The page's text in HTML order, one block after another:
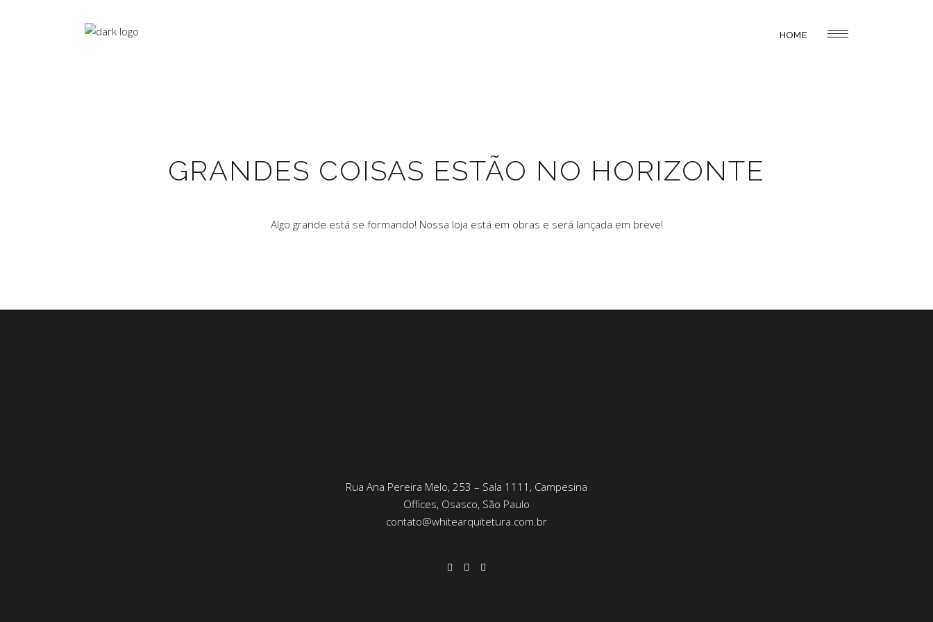
HOME
GRANDES COISAS ESTÃO NO HORIZONTE
Algo grande está se formando! Nossa loja está em obras e será lançada em breve!
Rua Ana Pereira Melo, 253 – Sala 1111, Campesina
Offices, Osasco, São Paulo
contato@whitearquitetura.com.br